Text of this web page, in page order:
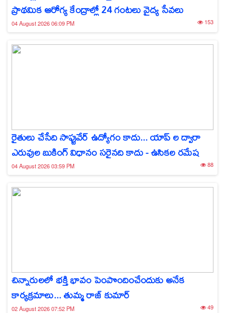
ప్రాథమిక ఆరోగ్య కేంద్రాల్లో 24 గంటలు వైద్య సేవలు
04 August 2026 06:09 PM 153
రైతులు చేసేది సాఫ్టువేర్ ఉద్యోగం కాదు... యాప్‌ ల ద్వారా
ఎరువుల బుకింగ్ విధానం సరైనది కాదు - ఉసికల రమేష
04 August 2026 03:59 PM 88
చిన్నారులలో భక్తి భావం పెంపొందించేందుకు అనేక
కార్యక్రమాలు... తుమ్మ రాజ్ కుమార్
02 August 2026 07:52 PM 49